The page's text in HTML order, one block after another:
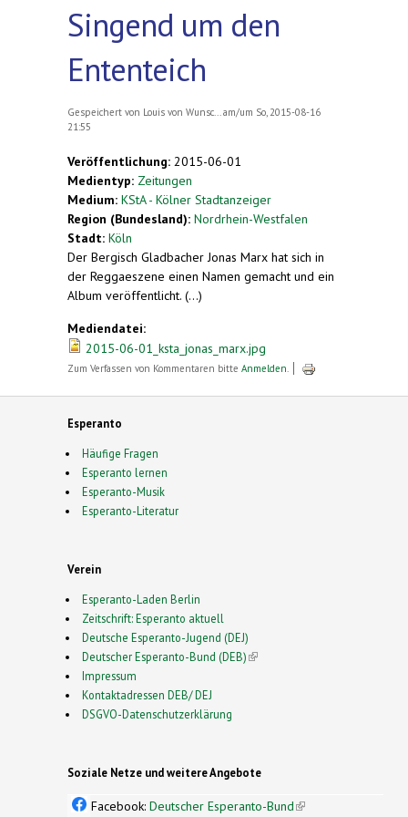
Singend um den
Ententeich
Gespeichert von Louis von Wunsc...
am/um So, 2015-08-16
21:55
Veröffentlichung: 2015-06-01
Medientyp: Zeitungen
Medium: KStA - Kölner Stadtanzeiger
Region (Bundesland): Nordrhein-Westfalen
Stadt: Köln
Der Bergisch Gladbacher Jonas Marx hat sich in
der Reggaeszene einen Namen gemacht und ein
Album veröffentlicht. (...)
Mediendatei:
2015-06-01_ksta_jonas_marx.jpg
Zum Verfassen von Kommentaren bitte Anmelden
Esperanto
Häufige Fragen
Esperanto lernen
Esperanto-Musik
Esperanto-Literatur
Verein
Esperanto-Laden Berlin
Zeitschrift: Esperanto aktuell
Deutsche Esperanto-Jugend (DEJ)
Deutscher Esperanto-Bund (DEB)(link is external)
Impressum
Kontaktadressen DEB/ DEJ
DSGVO-Datenschutzerklärung
Soziale Netze und weitere Angebote
Facebook: Deutscher Esperanto-Bund(link is